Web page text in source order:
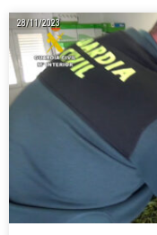
28/11/2023